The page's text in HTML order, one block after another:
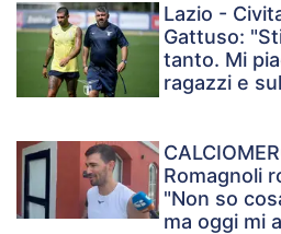
Lazio -
Gattuso:
tanto. Mi
ragazzi e
Romagnoli
"Non so
ma oggi mi